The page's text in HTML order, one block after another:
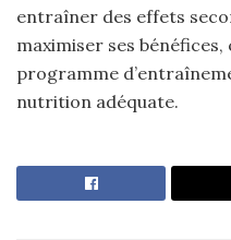
entraîner des effets
maximiser ses
programme
nutrition adéquate.